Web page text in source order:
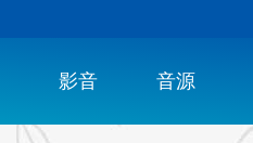
影音 音源